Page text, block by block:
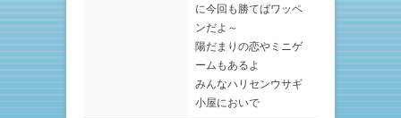
に今回も勝てばワッペ
ンだよ～
陽だまりの恋やミニゲ
ームもあるよ
みんなハリセンウサギ
小屋においで